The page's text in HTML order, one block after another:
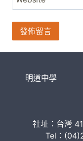
明道中學
社址：台灣
Tel：